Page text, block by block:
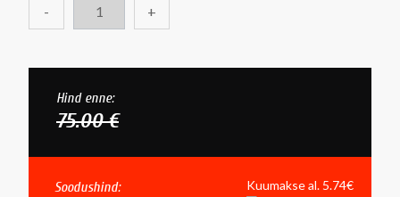
- +
Hind enne:
75.00 €
Soodushind: Kuumakse al. 5.74€